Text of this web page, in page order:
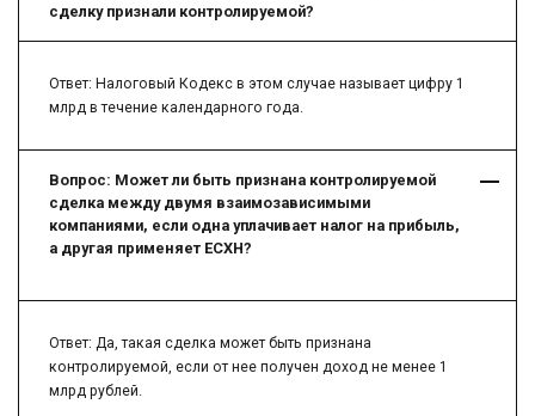
сделку признали контролируемой?
Ответ: Налоговый Кодекс в этом случае называет цифру 1
млрд в течение календарного года.
Вопрос: Может ли быть признана контролируемой
сделка между двумя взаимозависимыми
компаниями, если одна уплачивает налог на прибыль,
а другая применяет ЕСХН?
Ответ: Да, такая сделка может быть признана
контролируемой, если от нее получен доход не менее 1
млрд рублей.